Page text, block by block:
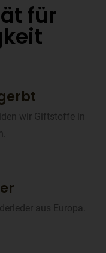
für
wir Giftstoffe in
aus Europa.